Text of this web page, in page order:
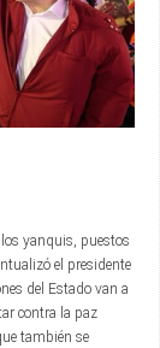
yanquis, puestos
el presidente
del Estado van a
contra la paz
también se